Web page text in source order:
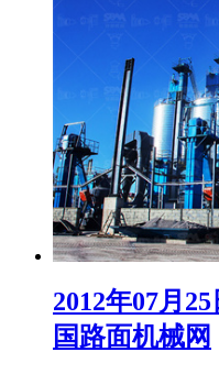
2012年07月
国路面机械网